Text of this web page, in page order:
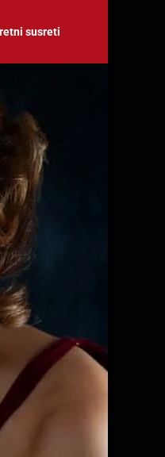
susreti